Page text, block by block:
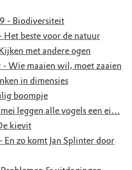
- Biodiversiteit
beste voor de natuur
met andere ogen
Wie maaien wil, moet zaaien
in dimensies
boompje
leggen alle vogels een ei…
kievit
zo komt Jan Splinter door